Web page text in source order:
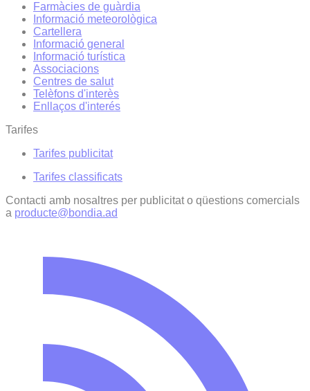
Farmàcies de guàrdia
Informació meteorològica
Cartellera
Informació general
Informació turística
Associacions
Centres de salut
Telèfons d'interès
Enllaços d'interés
Tarifes
Tarifes publicitat
Tarifes classificats
Contacti amb nosaltres per publicitat o qüestions comercials
a producte@bondia.ad